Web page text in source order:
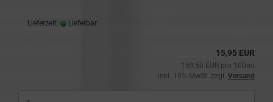
Lieferzeit: Lieferbar
15,95 EUR
159,50 EUR pro 100ml
inkl. 19% MwSt. zzgl. Versand